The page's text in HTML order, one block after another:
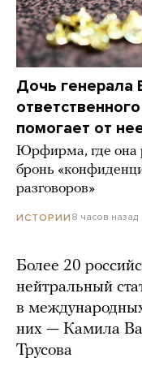
Дочь генерала
помогает от
Юрфирма, где она
бронь
разговоров»
ИСТОРИИ 8 часов назад
Более 20
нейтральный
в
них — Камила
Трусова